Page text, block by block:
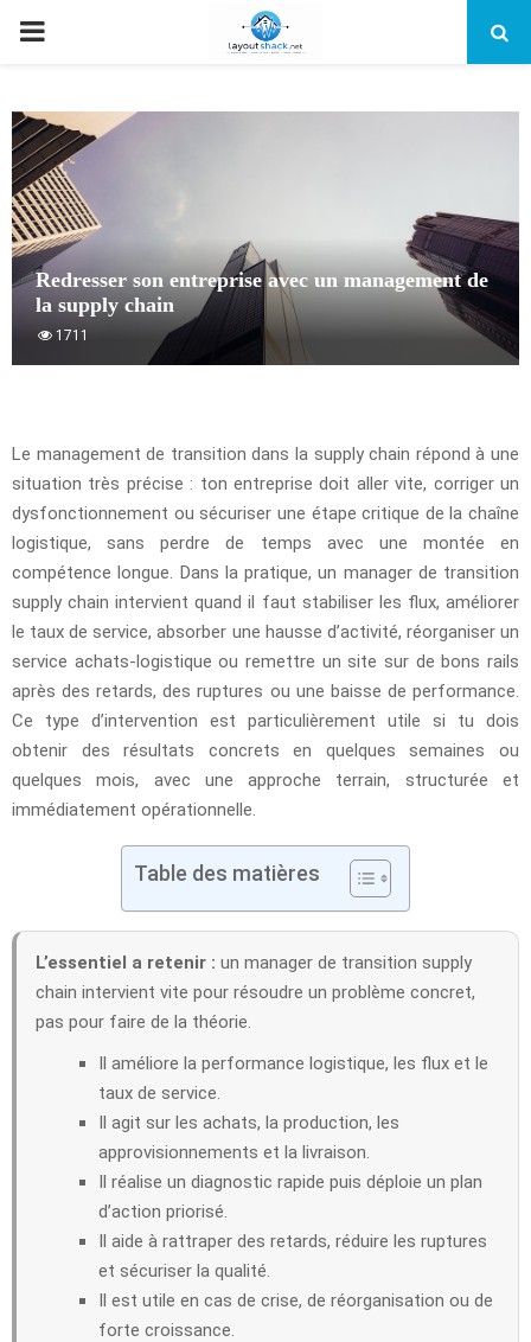
PRIMARY
Redresser son entreprise avec un management de
la supply chain
1711
Le management de transition dans la supply chain répond à une
situation très précise : ton entreprise doit aller vite, corriger un
dysfonctionnement ou sécuriser une étape critique de la chaîne
logistique, sans perdre de temps avec une montée en
compétence longue. Dans la pratique, un manager de transition
supply chain intervient quand il faut stabiliser les flux, améliorer
le taux de service, absorber une hausse d’activité, réorganiser un
service achats-logistique ou remettre un site sur de bons rails
après des retards, des ruptures ou une baisse de performance.
Ce type d’intervention est particulièrement utile si tu dois
obtenir des résultats concrets en quelques semaines ou
quelques mois, avec une approche terrain, structurée et
immédiatement opérationnelle.
Table des matières
L’essentiel a retenir : un manager de transition supply
chain intervient vite pour résoudre un problème concret,
pas pour faire de la théorie.
Il améliore la performance logistique, les flux et le
taux de service.
Il agit sur les achats, la production, les
approvisionnements et la livraison.
Il réalise un diagnostic rapide puis déploie un plan
d’action priorisé.
Il aide à rattraper des retards, réduire les ruptures
et sécuriser la qualité.
Il est utile en cas de crise, de réorganisation ou de
forte croissance.